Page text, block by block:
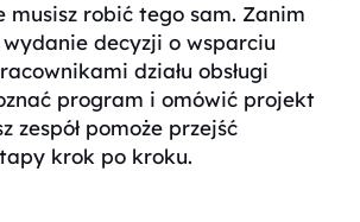
musisz robić tego sam. Zanim
wydanie decyzji o wsparciu
działu obsługi
program i omówić projekt
zespół pomoże przejść
krok po kroku.